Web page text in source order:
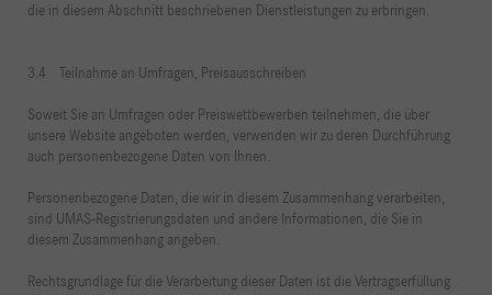
die in diesem Abschnitt beschriebenen Dienstleistungen zu erbringen.
3.4 Teilnahme an Umfragen, Preisausschreiben
Soweit Sie an Umfragen oder Preiswettbewerben teilnehmen, die über
unsere Website angeboten werden, verwenden wir zu deren Durchführung
auch personenbezogene Daten von Ihnen.
Personenbezogene Daten, die wir in diesem Zusammenhang verarbeiten,
sind UMAS-Registrierungsdaten und andere Informationen, die Sie in
diesem Zusammenhang angeben.
Rechtsgrundlage für die Verarbeitung dieser Daten ist die Vertragserfüllung